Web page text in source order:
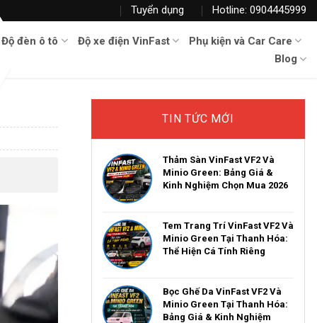
Tuyển dụng Hotline: 0904445999
Độ đèn ô tô Độ xe điện VinFast
Phụ kiện và Car Care
Blog
TIN TỨC MỚI
Thảm Sàn VinFast VF2 Và
Minio Green: Bảng Giá &
Kinh Nghiệm Chọn Mua 2026
Tem Trang Trí VinFast VF2 Và
Minio Green Tại Thanh Hóa:
Thể Hiện Cá Tính Riêng
Bọc Ghế Da VinFast VF2 Và
Minio Green Tại Thanh Hóa:
Bảng Giá & Kinh Nghiệm